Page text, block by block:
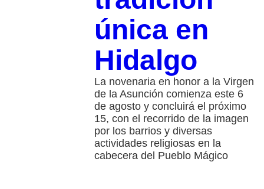
única en
Hidalgo
La novenaria en honor a la Virgen
de la Asunción comienza este 6
de agosto y concluirá el próximo
15, con el recorrido de la imagen
por los barrios y diversas
actividades religiosas en la
cabecera del Pueblo Mágico